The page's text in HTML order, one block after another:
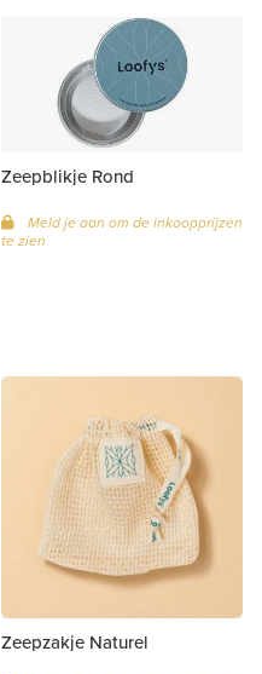
Zeepblikje Rond
Meld je aan om de inkoopprijzen
te zien
Zeepzakje Naturel